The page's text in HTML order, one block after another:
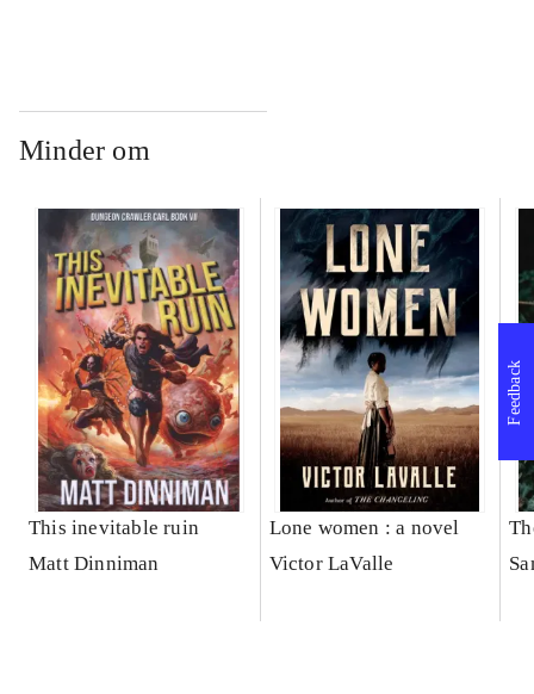
Minder om
This inevitable ruin
Matt Dinniman
Lone women : a novel
Victor LaValle
Feedback